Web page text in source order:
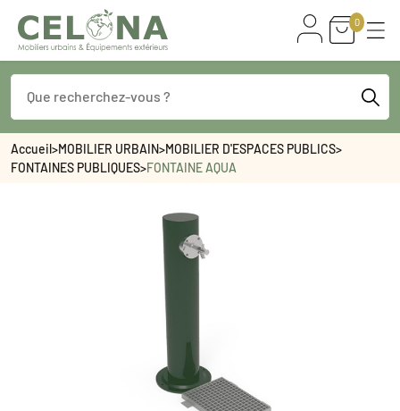
0
Accueil>MOBILIER URBAIN>MOBILIER D'ESPACES PUBLICS>
FONTAINES PUBLIQUES>FONTAINE AQUA